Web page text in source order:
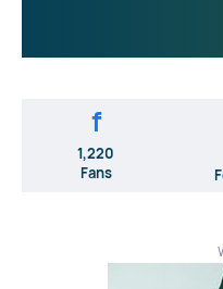
f
1,220
Fans